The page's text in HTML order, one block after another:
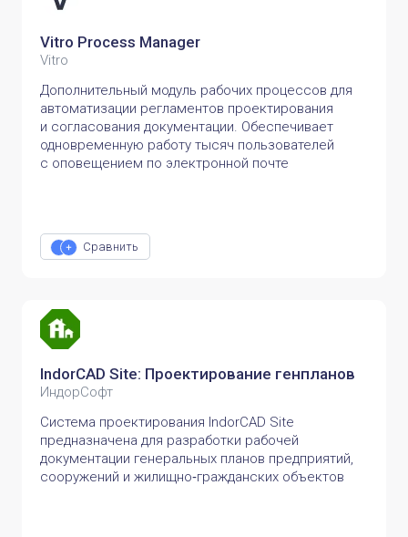
Vitro Process Manager
Vitro
Дополнительный модуль рабочих процессов для
автоматизации регламентов проектирования
и согласования документации. Обеспечивает
одновременную работу тысяч пользователей
с оповещением по электронной почте
Сравнить
IndorCAD Site: Проектирование генпланов
ИндорСофт
Система проектирования IndorCAD Site
предназначена для разработки рабочей
документации генеральных планов предприятий,
сооружений и жилищно‑гражданских объектов